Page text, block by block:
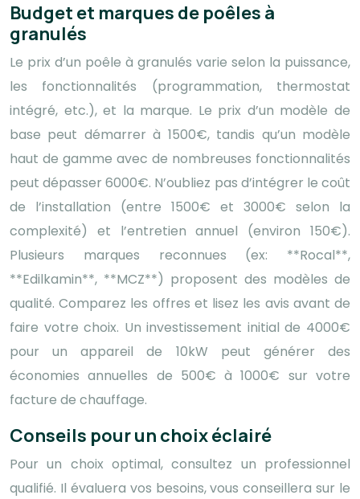
Budget et marques de poêles à
granulés
Le prix d’un poêle à granulés varie selon la puissance,
les fonctionnalités (programmation, thermostat
intégré, etc.), et la marque. Le prix d’un modèle de
base peut démarrer à 1500€, tandis qu’un modèle
haut de gamme avec de nombreuses fonctionnalités
peut dépasser 6000€. N’oubliez pas d’intégrer le coût
de l’installation (entre 1500€ et 3000€ selon la
complexité) et l’entretien annuel (environ 150€).
Plusieurs marques reconnues (ex: **Rocal**,
**Edilkamin**, **MCZ**) proposent des modèles de
qualité. Comparez les offres et lisez les avis avant de
faire votre choix. Un investissement initial de 4000€
pour un appareil de 10kW peut générer des
économies annuelles de 500€ à 1000€ sur votre
facture de chauffage.
Conseils pour un choix éclairé
Pour un choix optimal, consultez un professionnel
qualifié. Il évaluera vos besoins, vous conseillera sur le